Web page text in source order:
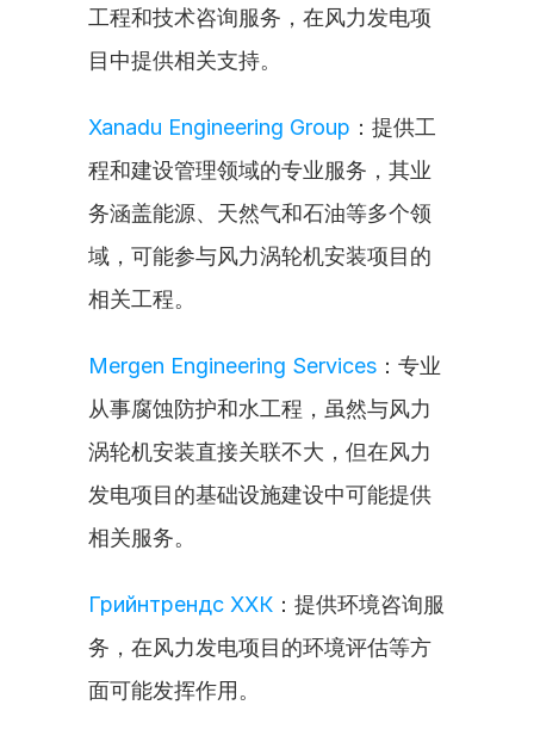
工程和技术咨询服务，在风力发电项
目中提供相关支持。
Xanadu Engineering Group ：提供工
程和建设管理领域的专业服务，其业
务涵盖能源、天然气和石油等多个领
域，可能参与风力涡轮机安装项目的
相关工程。
Mergen Engineering Services ：专业
从事腐蚀防护和水工程，虽然与风力
涡轮机安装直接关联不大，但在风力
发电项目的基础设施建设中可能提供
相关服务。
Грийнтрендс ХХК ：提供环境咨询服
务，在风力发电项目的环境评估等方
面可能发挥作用。